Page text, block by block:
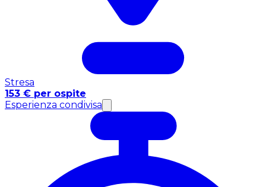
Stresa
153 € per ospite
Esperienza condivisa